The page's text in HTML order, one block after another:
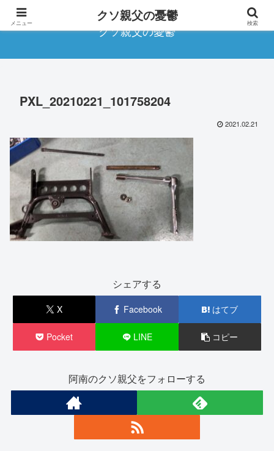
クソ親父の憂鬱
PXL_20210221_101758204
2021.02.21
シェアする
X Facebook はてブ
Pocket LINE コピー
阿南のクソ親父をフォローする
メニュー クソ親父の憂鬱 検索